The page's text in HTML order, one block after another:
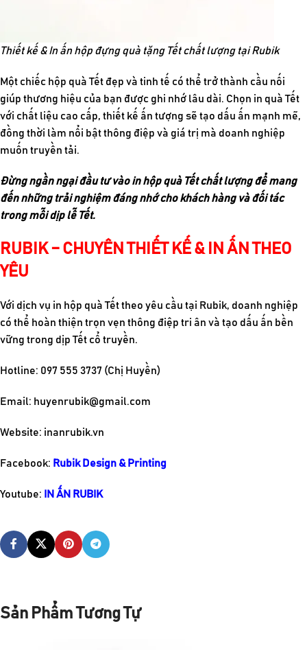
Thiết kế & In ấn hộp đựng quà tặng Tết chất lượng tại Rubik
Một chiếc hộp quà Tết đẹp và tinh tế có thể trở thành cầu nối
giúp thương hiệu của bạn được ghi nhớ lâu dài. Chọn in quà Tết
với chất liệu cao cấp, thiết kế ấn tượng sẽ tạo dấu ấn mạnh mẽ,
đồng thời làm nổi bật thông điệp và giá trị mà doanh nghiệp
muốn truyền tải.
Đừng ngần ngại đầu tư vào in hộp quà Tết chất lượng để mang
đến những trải nghiệm đáng nhớ cho khách hàng và đối tác
trong mỗi dịp lễ Tết.
RUBIK – CHUYÊN THIẾT KẾ & IN ẤN THEO
YÊU
Với dịch vụ in hộp quà Tết theo yêu cầu tại Rubik, doanh nghiệp
có thể hoàn thiện trọn vẹn thông điệp tri ân và tạo dấu ấn bền
vững trong dịp Tết cổ truyền.
Hotline: 097 555 3737 (Chị Huyền)
Email: huyenrubik@gmail.com
Website: inanrubik.vn
Facebook: Rubik Design & Printing
Youtube: IN ẤN RUBIK
Sản Phẩm Tương Tự